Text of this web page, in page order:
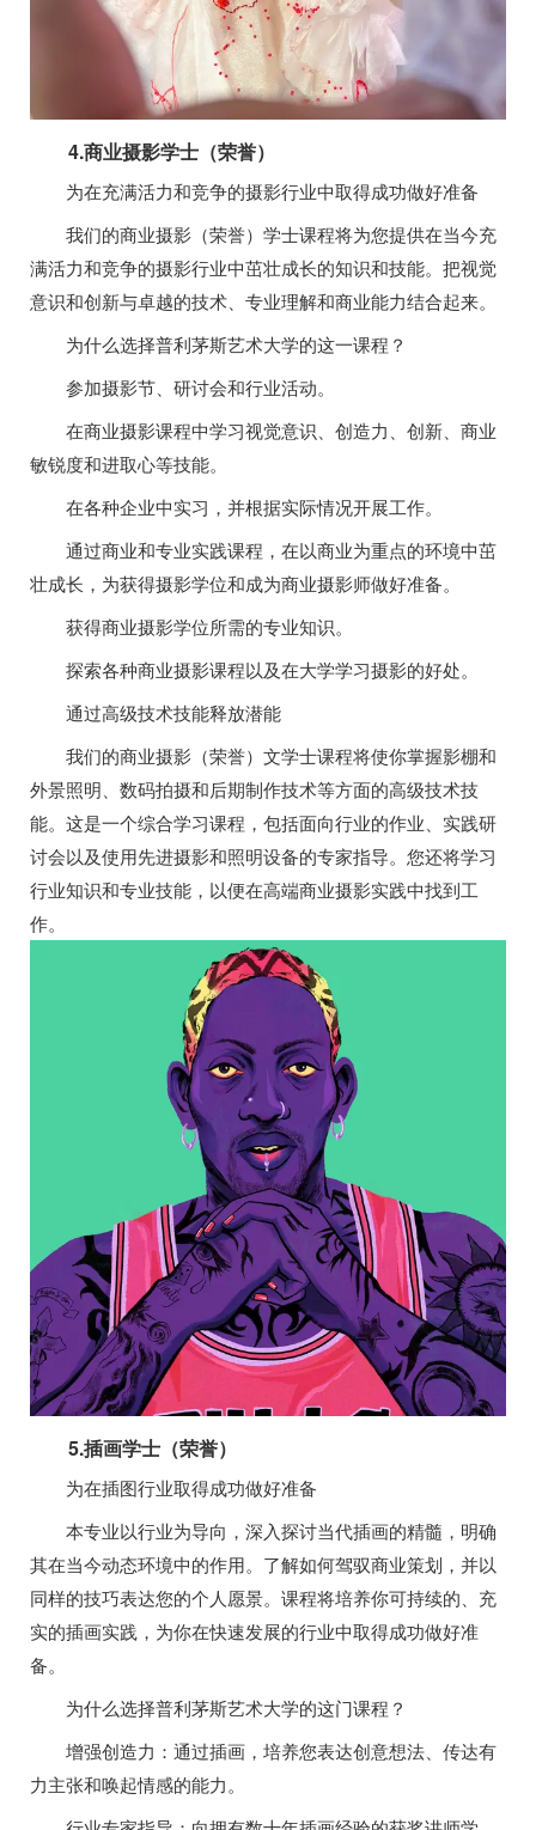
4.商业摄影学士（荣誉）
为在充满活力和竞争的摄影行业中取得成功做好准备
我们的商业摄影（荣誉）学士课程将为您提供在当今充
满活力和竞争的摄影行业中茁壮成长的知识和技能。把视觉
意识和创新与卓越的技术、专业理解和商业能力结合起来。
为什么选择普利茅斯艺术大学的这一课程？
参加摄影节、研讨会和行业活动。
在商业摄影课程中学习视觉意识、创造力、创新、商业
敏锐度和进取心等技能。
在各种企业中实习，并根据实际情况开展工作。
通过商业和专业实践课程，在以商业为重点的环境中茁
壮成长，为获得摄影学位和成为商业摄影师做好准备。
获得商业摄影学位所需的专业知识。
探索各种商业摄影课程以及在大学学习摄影的好处。
通过高级技术技能释放潜能
我们的商业摄影（荣誉）文学士课程将使你掌握影棚和
外景照明、数码拍摄和后期制作技术等方面的高级技术技
能。这是一个综合学习课程，包括面向行业的作业、实践研
讨会以及使用先进摄影和照明设备的专家指导。您还将学习
行业知识和专业技能，以便在高端商业摄影实践中找到工
作。
5.插画学士（荣誉）
为在插图行业取得成功做好准备
本专业以行业为导向，深入探讨当代插画的精髓，明确
其在当今动态环境中的作用。了解如何驾驭商业策划，并以
同样的技巧表达您的个人愿景。课程将培养你可持续的、充
实的插画实践，为你在快速发展的行业中取得成功做好准
备。
为什么选择普利茅斯艺术大学的这门课程？
增强创造力：通过插画，培养您表达创意想法、传达有
力主张和唤起情感的能力。